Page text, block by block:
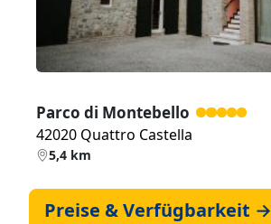
Parco di Montebello
42020 Quattro Castella
5,4 km
Preise & Verfügbarkeit →